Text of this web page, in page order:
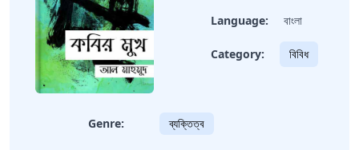
Language: বাংলা
Category: বিবিধ
Genre: ব্যক্তিত্ব